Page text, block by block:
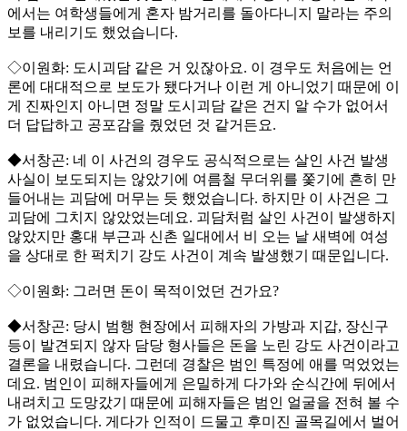
에서는 여학생들에게 혼자 밤거리를 돌아다니지 말라는 주의
보를 내리기도 했었습니다.
◇이원화: 도시괴담 같은 거 있잖아요. 이 경우도 처음에는 언
론에 대대적으로 보도가 됐다거나 이런 게 아니었기 때문에 이
게 진짜인지 아니면 정말 도시괴담 같은 건지 알 수가 없어서
더 답답하고 공포감을 줬었던 것 같거든요.
◆서창곤: 네 이 사건의 경우도 공식적으로는 살인 사건 발생
사실이 보도되지는 않았기에 여름철 무더위를 쫓기에 흔히 만
들어내는 괴담에 머무는 듯 했었습니다. 하지만 이 사건은 그
괴담에 그치지 않았었는데요. 괴담처럼 살인 사건이 발생하지
않았지만 홍대 부근과 신촌 일대에서 비 오는 날 새벽에 여성
을 상대로 한 퍽치기 강도 사건이 계속 발생했기 때문입니다.
◇이원화: 그러면 돈이 목적이었던 건가요?
◆서창곤: 당시 범행 현장에서 피해자의 가방과 지갑, 장신구
등이 발견되지 않자 담당 형사들은 돈을 노린 강도 사건이라고
결론을 내렸습니다. 그런데 경찰은 범인 특정에 애를 먹었었는
데요. 범인이 피해자들에게 은밀하게 다가와 순식간에 뒤에서
내려치고 도망갔기 때문에 피해자들은 범인 얼굴을 전혀 볼 수
가 없었습니다. 게다가 인적이 드물고 후미진 골목길에서 벌어